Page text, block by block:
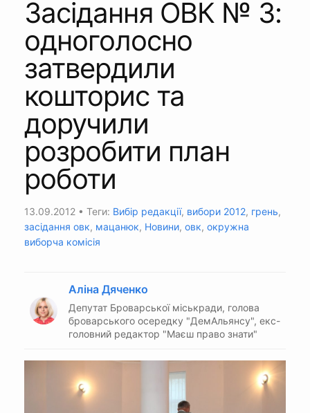
Засідання ОВК № 3:
одноголосно
затвердили
кошторис та
доручили
розробити план
роботи
13.09.2012 • Теги: Вибір редакції, вибори 2012, грень,
засідання овк, мацанюк, Новини, овк, окружна
виборча комісія
Аліна Дяченко
Депутат Броварської міськради, голова
броварського осередку "ДемАльянсу", екс-
головний редактор "Маєш право знати"